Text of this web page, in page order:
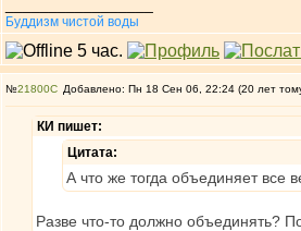
Буддизм чистой воды
№21800 Добавлено: Пн 18 Сен 06, 22:24 (20 лет
КИ пишет:
Цитата:
А что же тогда объединяет все
Разве что-то должно объединять?